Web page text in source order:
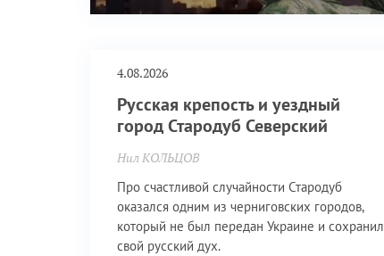
4.08.2026
Русская крепость и уездный
город Стародуб Северский
Нил КОЛЬЦОВ
Про счастливой случайности Стародуб
оказался одним из черниговских городов,
который не был передан Украине и сохранил
свой русский дух.